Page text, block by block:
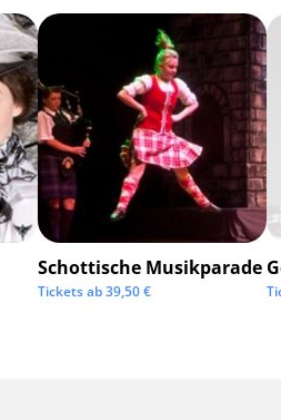
Schottische Musikparade
Tickets ab39,50€